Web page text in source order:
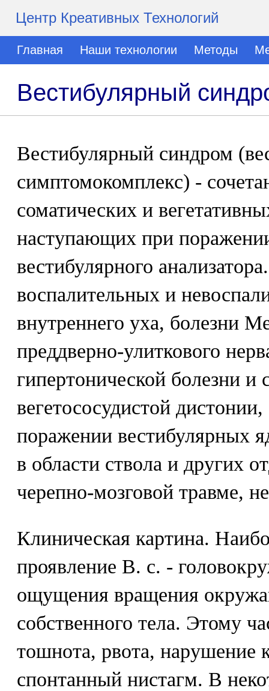
Центр Креативных Технологий
Главная Наши технологии Методы
Вестибулярный
Вестибулярный синдром
симптомокомплекс) -
соматических и
наступающих при
вестибулярного
воспалительных и
внутреннего уха, болезни
преддверно-улиткового
гипертонической болезни и
вегетососудистой
поражении вестибулярных
в области ствола и других
черепно-мозговой травме,
Клиническая картина.
проявление В. с. -
ощущения вращения
собственного тела. Этому
тошнота, рвота, нарушение
спонтанный нистагм. В